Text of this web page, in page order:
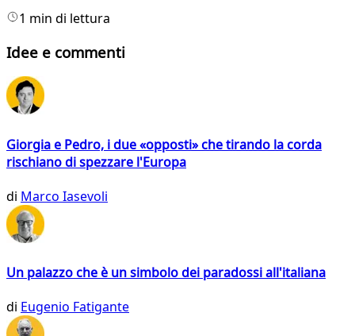
1 min di lettura
Idee e commenti
Giorgia e Pedro, i due «opposti» che tirando la corda
rischiano di spezzare l'Europa
di Marco Iasevoli
Un palazzo che è un simbolo dei paradossi all'italiana
di Eugenio Fatigante